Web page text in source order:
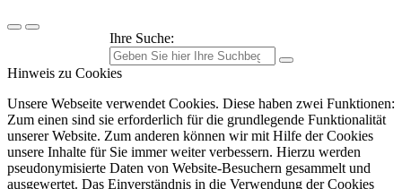
Ihre Suche:
Hinweis zu Cookies
Unsere Webseite verwendet Cookies. Diese haben zwei Funktionen:
Zum einen sind sie erforderlich für die grundlegende Funktionalität
unserer Website. Zum anderen können wir mit Hilfe der Cookies
unsere Inhalte für Sie immer weiter verbessern. Hierzu werden
pseudonymisierte Daten von Website-Besuchern gesammelt und
ausgewertet. Das Einverständnis in die Verwendung der Cookies